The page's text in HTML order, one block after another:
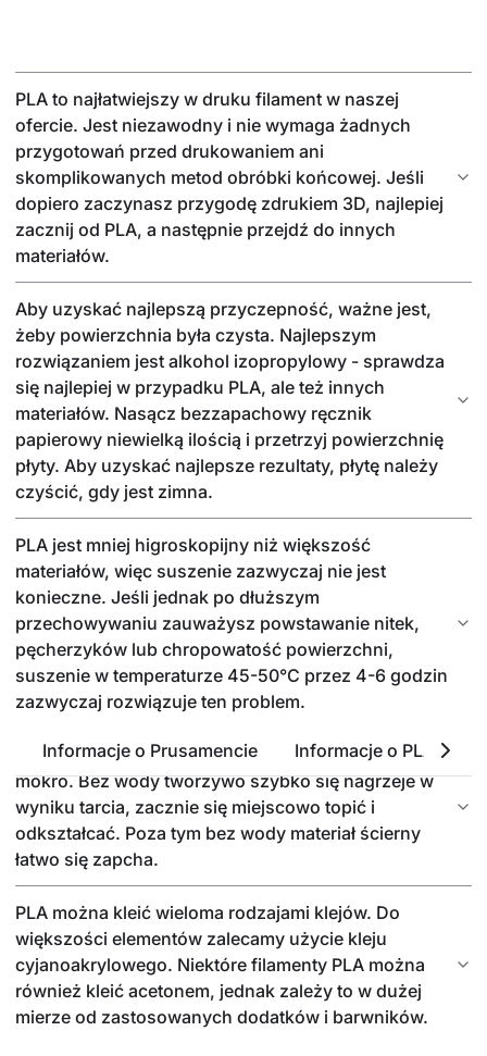
Informacje o Prusamencie Informacje o PLA
PLA to najłatwiejszy w druku filament w naszej
ofercie. Jest niezawodny i nie wymaga żadnych
przygotowań przed drukowaniem ani
skomplikowanych metod obróbki końcowej. Jeśli
dopiero zaczynasz przygodę zdrukiem 3D, najlepiej
zacznij od PLA, a następnie przejdź do innych
materiałów.
Aby uzyskać najlepszą przyczepność, ważne jest,
żeby powierzchnia była czysta. Najlepszym
rozwiązaniem jest alkohol izopropylowy - sprawdza
się najlepiej w przypadku PLA, ale też innych
materiałów. Nasącz bezzapachowy ręcznik
papierowy niewielką ilością i przetrzyj powierzchnię
płyty. Aby uzyskać najlepsze rezultaty, płytę należy
czyścić, gdy jest zimna.
PLA jest mniej higroskopijny niż większość
materiałów, więc suszenie zazwyczaj nie jest
konieczne. Jeśli jednak po dłuższym
przechowywaniu zauważysz powstawanie nitek,
pęcherzyków lub chropowatość powierzchni,
suszenie w temperaturze 45-50°C przez 4-6 godzin
zazwyczaj rozwiązuje ten problem.
Obrabiając PLA, najlepiej stosować szlifowanie na
mokro. Bez wody tworzywo szybko się nagrzeje w
wyniku tarcia, zacznie się miejscowo topić i
odkształcać. Poza tym bez wody materiał ścierny
łatwo się zapcha.
PLA można kleić wieloma rodzajami klejów. Do
większości elementów zalecamy użycie kleju
cyjanoakrylowego. Niektóre filamenty PLA można
również kleić acetonem, jednak zależy to w dużej
mierze od zastosowanych dodatków i barwników.